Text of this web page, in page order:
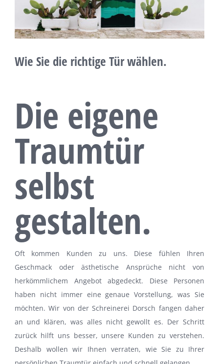
Wie Sie die richtige Tür wählen.
Die eigene
Traumtür
selbst
gestalten.
Oft kommen Kunden zu uns. Diese fühlen Ihren
Geschmack oder ästhetische Ansprüche nicht von
herkömmlichem Angebot abgedeckt. Diese Personen
haben nicht immer eine genaue Vorstellung, was Sie
möchten. Wir von der Schreinerei Dorsch fangen daher
an und klären, was alles nicht gewollt es. Der Schritt
zurück hilft uns besser, unsere Kunden zu verstehen.
Deshalb wollen wir Ihnen verraten, wie Sie zu Ihrer